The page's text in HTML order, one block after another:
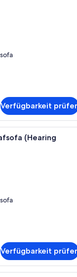
Verfügbarkeit
Hotelzimmer mit einem
(Hearing
Verfügbarkeit